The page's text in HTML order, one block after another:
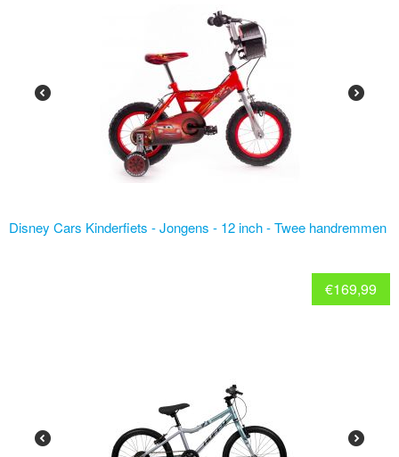
Disney Cars Kinderfiets - Jongens - 12 inch - Twee handremmen
€169,99